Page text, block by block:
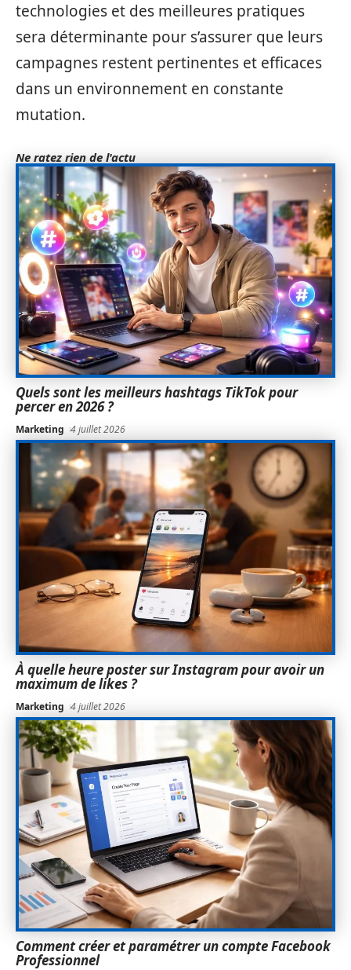
technologies et des meilleures pratiques
sera déterminante pour s’assurer que leurs
campagnes restent pertinentes et efficaces
dans un environnement en constante
mutation.
Ne ratez rien de l'actu
Quels sont les meilleurs hashtags TikTok pour
percer en 2026 ?
Marketing 4 juillet 2026
À quelle heure poster sur Instagram pour avoir un
maximum de likes ?
Marketing 4 juillet 2026
Comment créer et paramétrer un compte Facebook
Professionnel